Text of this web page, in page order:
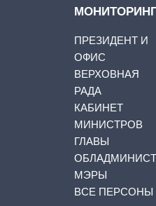
ПРЕЗИДЕНТ И
ОФИС
ВЕРХОВНАЯ
РАДА
КАБИНЕТ
МИНИСТРОВ
ГЛАВЫ
МЭРЫ
ВСЕ ПЕРСОНЫ